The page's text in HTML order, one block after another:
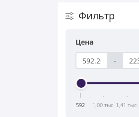
Фильтр
Цена
-
592 1,00 тыс. 1,41 тыс.